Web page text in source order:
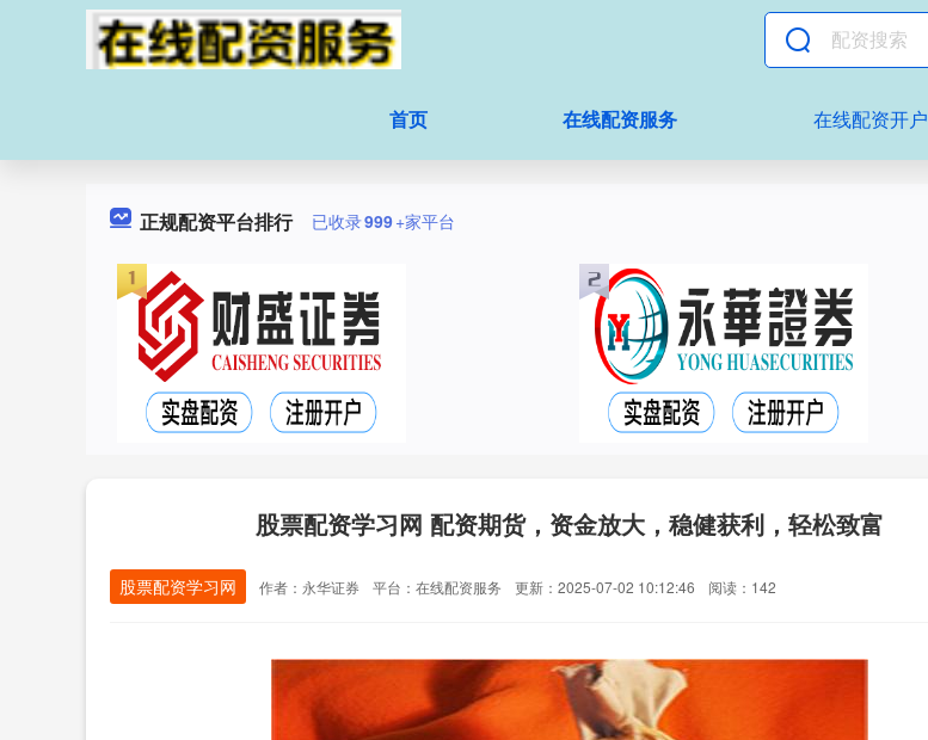
首页 在线配资服务 在线配资开户
正规配资平台排行 已收录999+家平台
股票配资学习网 配资期货，资金放大，稳健获利，轻松致富
股票配资学习网 作者：永华证券 平台：在线配资服务 更新：2025-07-02 10:12:46 阅读：142